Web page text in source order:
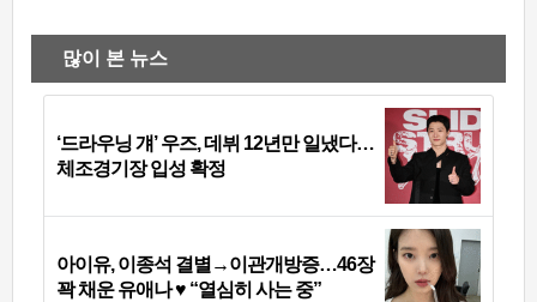
많이 본 뉴스
‘드라우닝 걔’ 우즈, 데뷔 12년만 일냈다…
체조경기장 입성 확정
아이유, 이종석 결별→이관개방증…46장
꽉 채운 유애나 ♥ “열심히 사는 중”